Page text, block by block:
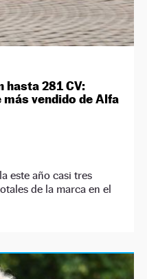
281 CV:
vendido de Alfa
este año casi tres
de la marca en el